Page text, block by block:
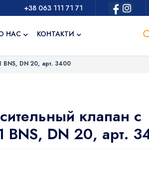
+38 063 111 71 71
НАС КОНТАКТИ
DN 20, арт. 3400
клапан с
BNS, DN 20, арт.